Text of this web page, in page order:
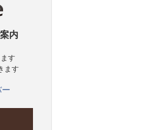
内
す
ます